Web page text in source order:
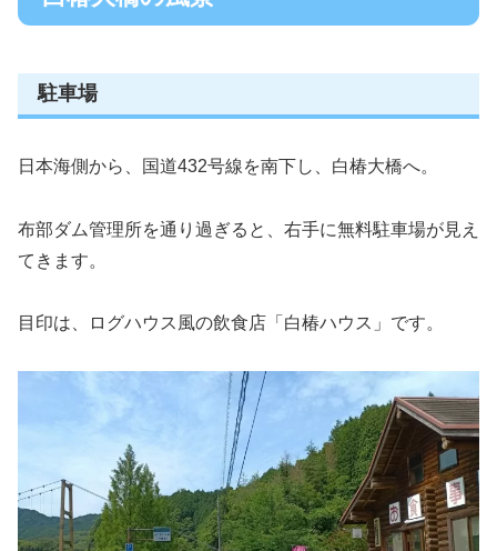
駐車場
日本海側から、国道432号線を南下し、白椿大橋へ。
布部ダム管理所を通り過ぎると、右手に無料駐車場が見え
てきます。
目印は、ログハウス風の飲食店「白椿ハウス」です。